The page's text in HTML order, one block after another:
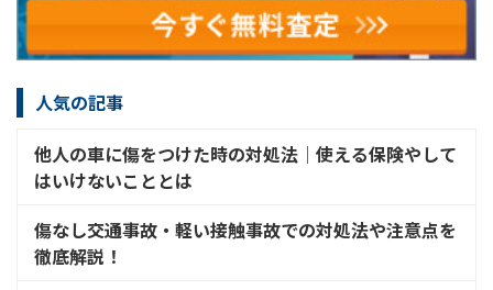
人気の記事
他人の車に傷をつけた時の対処法│使える保険やして
はいけないこととは
傷なし交通事故・軽い接触事故での対処法や注意点を
徹底解説！